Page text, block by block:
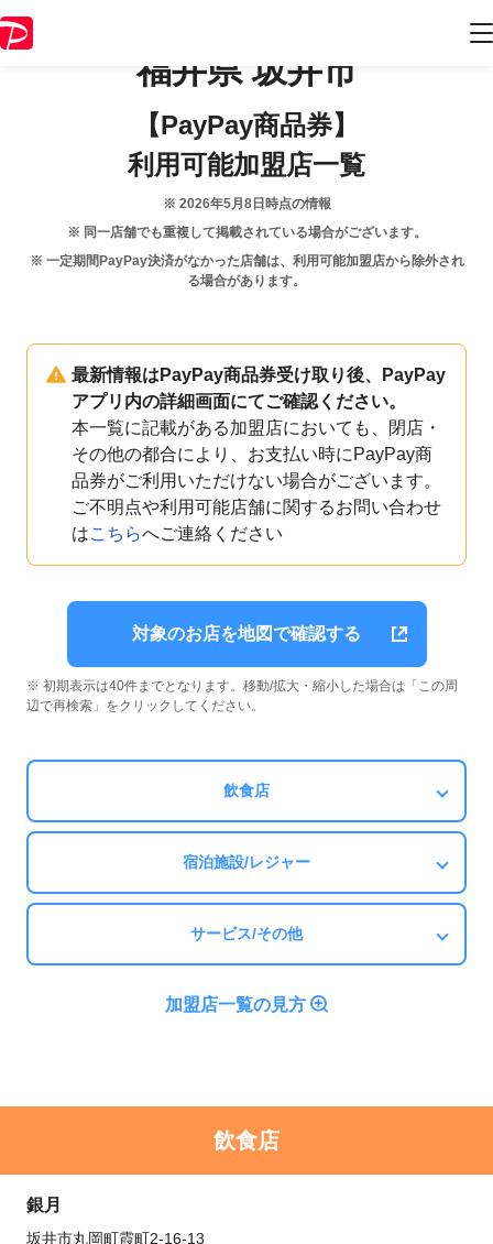
福井県 坂井市
【PayPay商品券】
利用可能加盟店一覧
※ 2026年5月8日 時点の情報
※ 同一店舗でも重複して掲載されている場合がございます。
※ 一定期間PayPay決済がなかった店舗は、利用可能加盟店から除外され
る場合があります。
最新情報はPayPay商品券受け取り後、PayPay
アプリ内の詳細画面にてご確認ください。
本一覧に記載がある加盟店においても、閉店・
その他の都合により、お支払い時にPayPay商
品券がご利用いただけない場合がございます。
ご不明点や利用可能店舗に関するお問い合わせ
はこちらへご連絡ください
対象のお店を地図で確認する
※ 初期表示は40件までとなります。移動/拡大・縮小した場合は「この周
辺で再検索」をクリックしてください。
飲食店
宿泊施設/レジャー
サービス/その他
加盟店一覧の見方
飲食店
銀月
坂井市丸岡町霞町2-16-13